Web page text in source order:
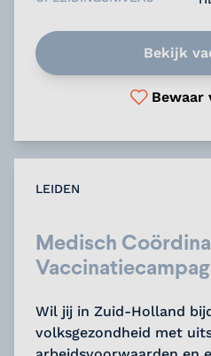
Bekijk
Bewaar
LEIDEN
Medisch
Wil jij in Zuid-Holland
volksgezondheid met